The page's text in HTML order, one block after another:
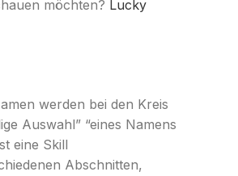
möchten? Lucky
werden bei den Kreis
Auswahl” “eines Namens
eine Skill
Abschnitten,